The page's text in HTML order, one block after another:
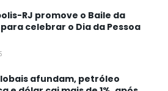
RJ promove o Baile da
celebrar o Dia da Pessoa
afundam, petróleo